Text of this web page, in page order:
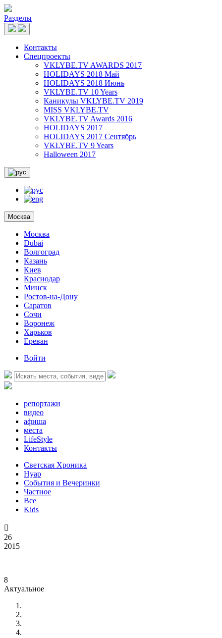
Разделы
Контакты
Спецпроекты
VKLYBE.TV AWARDS 2017
HOLIDAYS 2018 Май
HOLIDAYS 2018 Июнь
VKLYBE.TV 10 Years
Каникулы VKLYBE.TV 2019
MISS VKLYBE.TV
VKLYBE.TV Awards 2016
HOLIDAYS 2017
HOLIDAYS 2017 Сентябрь
VKLYBE.TV 9 Years
Halloween 2017
Москва
Москва
Dubai
Волгоград
Казань
Киев
Краснодар
Минск
Ростов-на-Дону
Саратов
Сочи
Воронеж
Харьков
Ереван
Войти
репортажи
видео
афиша
места
LifeStyle
Контакты
Светская Хроника
Нуар
События и Вечеринки
Частное
Все
Kids

26
2015
8
Актуальное